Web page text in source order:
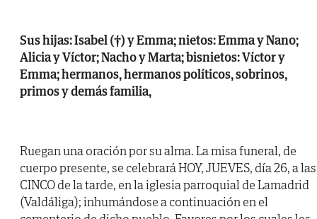
Sus hijas: Isabel (†) y Emma; nietos: Emma y Nano;
Alicia y Víctor; Nacho y Marta; bisnietos: Víctor y
Emma; hermanos, hermanos políticos, sobrinos,
primos y demás familia,
Ruegan una oración por su alma. La misa funeral, de
cuerpo presente, se celebrará HOY, JUEVES, día 26, a las
CINCO de la tarde, en la iglesia parroquial de Lamadrid
(Valdáliga); inhumándose a continuación en el